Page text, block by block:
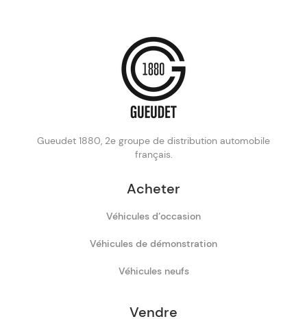
Gueudet 1880, 2e groupe de distribution automobile
français.
Acheter
Véhicules d’occasion
Véhicules de démonstration
Véhicules neufs
Vendre